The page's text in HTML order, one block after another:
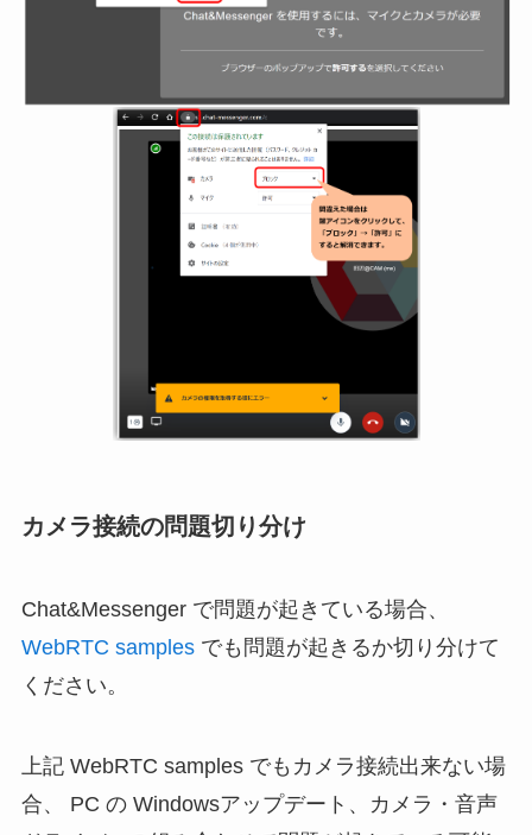
カメラ接続の問題切り分け
Chat&Messenger で問題が起きている場合、
WebRTC samplesでも問題が起きるか切り分けて
ください。
上記 WebRTC samples でもカメラ接続出来ない場
合、 PC の Windowsアップデート、カメラ・音声